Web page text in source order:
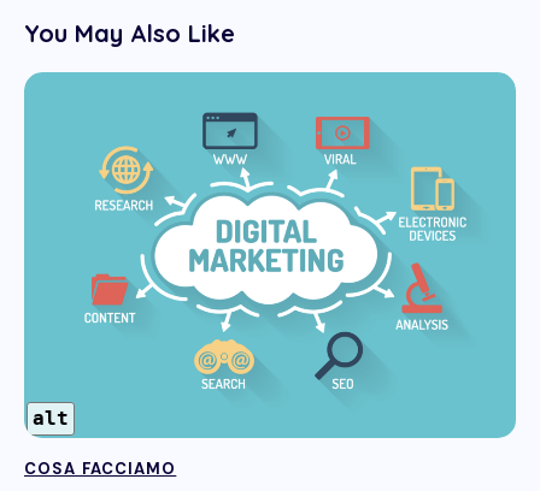
You May Also Like
alt
COSA FACCIAMO